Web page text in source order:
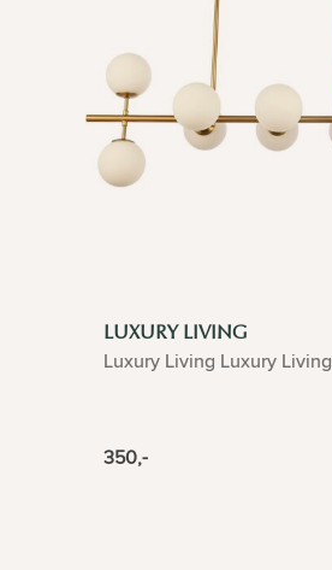
LUXURY LIVING
Luxury Living Luxury Living
350,-